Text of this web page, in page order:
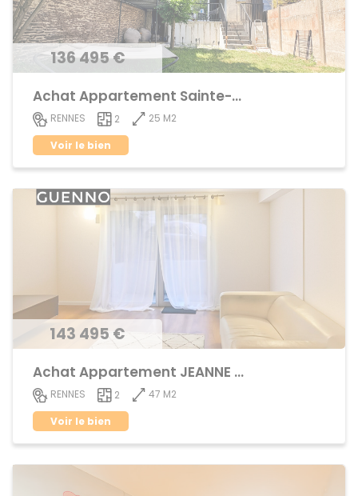
136 495 €
Achat Appartement Sainte-Thérèse
RENNES 2
25 M2
Voir le bien
143 495 €
Achat Appartement JEANNE d'ARC - BEAULIEU
RENNES 2
47 M2
Voir le bien